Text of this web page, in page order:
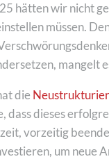
hätten wir nicht
müssen.
mangelt
die
dass dieses
vorzeitig
um neue